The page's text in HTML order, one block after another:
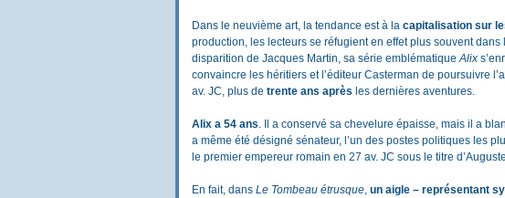
Dans le neuvième art, la tendance est à la capitalisation sur
production, les lecteurs se réfugient en effet plus souvent
disparition de Jacques Martin, sa série emblématiqueAlix
convaincre les héritiers et l’éditeur Casterman de poursuivre
av. JC, plus de trente ans après les dernières aventures.
Alix a 54 ans. Il a conservé sa chevelure épaisse, mais il a
a même été désigné sénateur, l’un des postes politiques les
le premier empereur romain en 27 av. JC sous le titre
En fait, dans Le Tombeau étrusque, un aigle – représentant